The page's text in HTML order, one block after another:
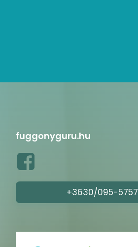
fuggonyguru.hu
+3630/095-5757